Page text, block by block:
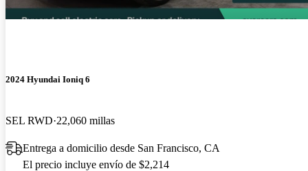
2024 Hyundai Ioniq 6
SEL RWD 22,060 millas
Entrega a domicilio desde San Francisco, CA
El precio incluye envío de $2,214